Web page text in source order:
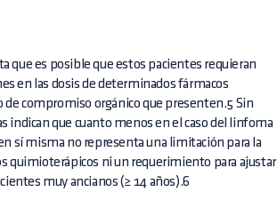
que es posible que estos pacientes requieran
en las dosis de determinados fármacos
de compromiso orgánico que presenten.5 Sin
indican que cuanto menos en el caso del linfoma
sí misma no representa una limitación para la
quimioterápicos ni un requerimiento para ajustar
muy ancianos (≥ 14 años).6